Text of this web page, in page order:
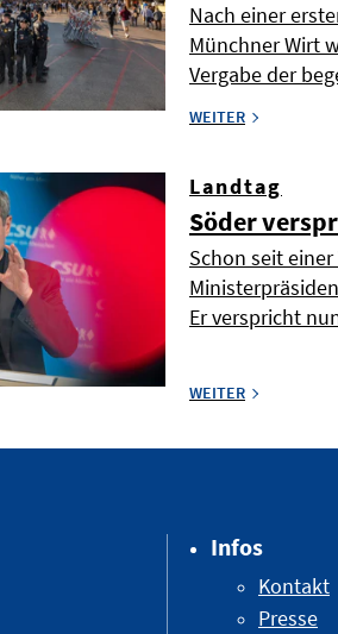
Nach einer
Münchner Wirt
Vergabe der
WEITER
Landtag
Söder
Schon seit
Er verspricht
WEITER
Infos
Kontakt
Presse